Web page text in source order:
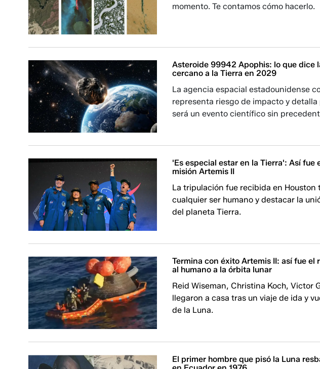
momento. Te contamos cómo hacerlo.
Asteroide 99942 Apophis: lo que dice
cercano a la Tierra en 2029
La agencia espacial estadounidense
representa riesgo de impacto y
será un evento científico sin
'Es especial estar en la Tierra': Así fue
misión Artemis II
La tripulación fue recibida en Houston
cualquier ser humano y destacar la
del planeta Tierra.
Termina con éxito Artemis II: así fue el
al humano a la órbita lunar
Reid Wiseman, Christina Koch, Victor
llegaron a casa tras un viaje de ida y
de la Luna.
El primer hombre que pisó la Luna